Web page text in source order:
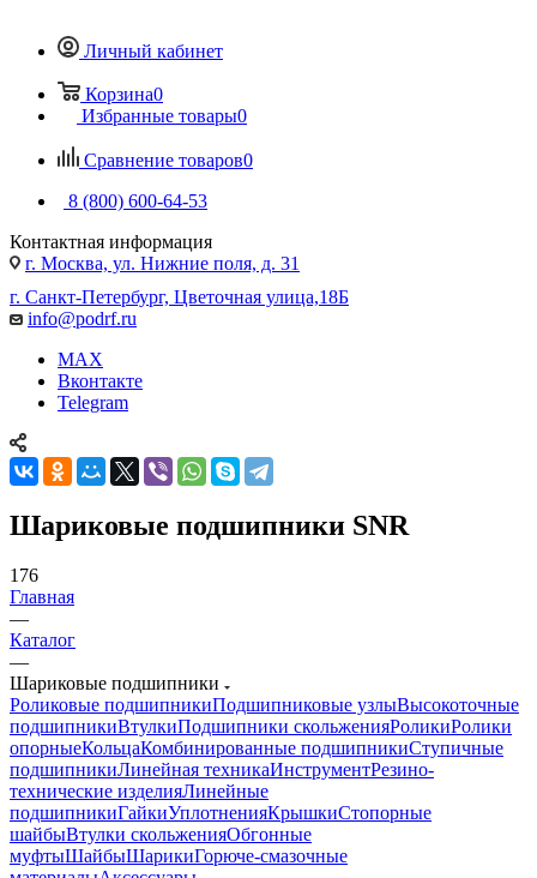
Личный кабинет
Корзина0
Избранные товары0
Сравнение товаров0
8 (800) 600-64-53
Контактная информация
г. Москва, ул. Нижние поля, д. 31
г. Санкт-Петербург, Цветочная улица,18Б
info@podrf.ru
MAX
Вконтакте
Telegram
Шариковые подшипники SNR
176
Главная
—
Каталог
—
Шариковые подшипники
Роликовые подшипникиПодшипниковые узлыВысокоточные
подшипникиВтулкиПодшипники скольженияРоликиРолики
опорныеКольцаКомбинированные подшипникиСтупичные
подшипникиЛинейная техникаИнструментРезино-
технические изделияЛинейные
подшипникиГайкиУплотненияКрышкиСтопорные
шайбыВтулки скольженияОбгонные
муфтыШайбыШарикиГорюче-смазочные